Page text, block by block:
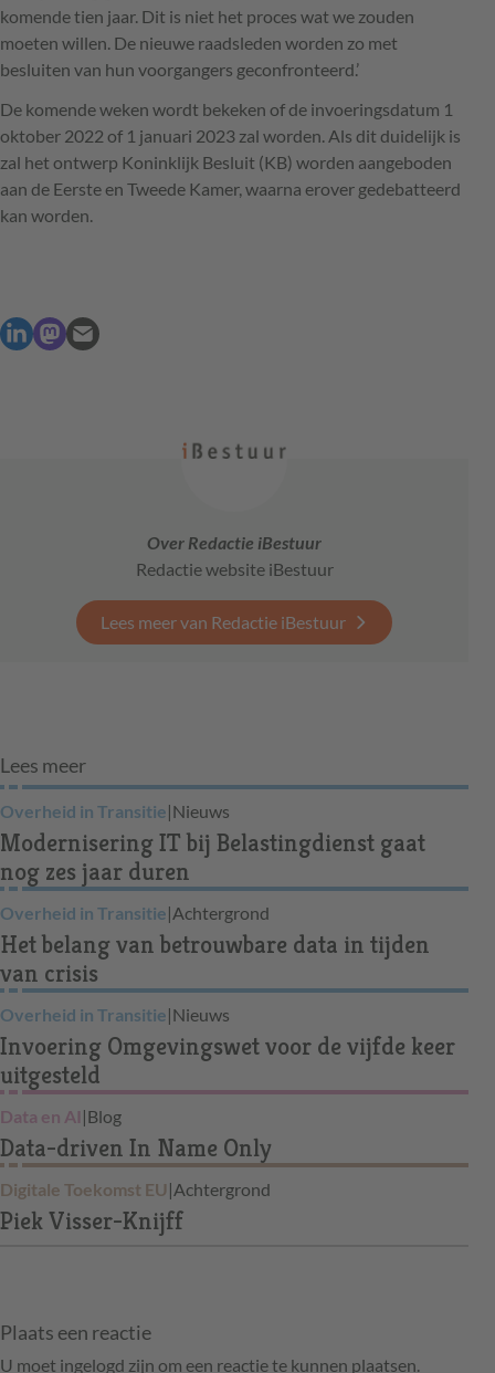
komende tien jaar. Dit is niet het proces wat we zouden
moeten willen. De nieuwe raadsleden worden zo met
besluiten van hun voorgangers geconfronteerd.’
De komende weken wordt bekeken of de invoeringsdatum 1
oktober 2022 of 1 januari 2023 zal worden. Als dit duidelijk is
zal het ontwerp Koninklijk Besluit (KB) worden aangeboden
aan de Eerste en Tweede Kamer, waarna erover gedebatteerd
kan worden.
Over Redactie iBestuur
Redactie website iBestuur
Lees meer van Redactie iBestuur
Lees meer
Overheid in Transitie|Nieuws
Modernisering IT bij Belastingdienst gaat
nog zes jaar duren
Overheid in Transitie|Achtergrond
Het belang van betrouwbare data in tijden
van crisis
Overheid in Transitie|Nieuws
Invoering Omgevingswet voor de vijfde keer
uitgesteld
Data en AI |Blog
Data-driven In Name Only
Digitale Toekomst EU |Achtergrond
Piek Visser-Knijff
Plaats een reactie
U moet ingelogd zijn om een reactie te kunnen plaatsen.